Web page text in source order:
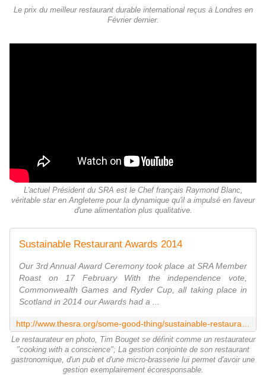
Le prix du meilleur restaurant durable international reçus à Londres en
Février dernier.
L'actuel Président du SRA est le Chef français Raymond Blanc,
véritable star en Angleterre pour la dynamique qu'il a impulsé en faveur
d'une alimentation plus qualitative.
Sustainable Restaurant Awards 2014
Our 3rd Annual Award Ceremony took place at SRA Member
Roast on 17 February With the independence vote,
Commonwealth Games and Ryder Cup, all taking place in
Scotland in 2014 our Awards had a ...
Le restaurateur en photo, Tim Bouget se définit comme un restaurateur
"cooking with a conscience"; La gestion conjointe de son restaurant
gastronomique, d'un pub et d'une micro-brasserie lui permet d'avoir une
gestion exemplairement écoresponsable.